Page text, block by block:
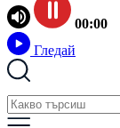
00:00
Гледай